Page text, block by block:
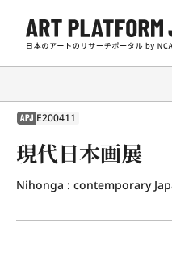
APJ E200411
現代日本画展